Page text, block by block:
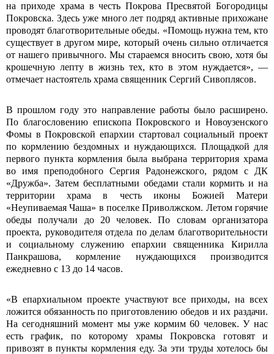
на приходе храма в честь Покрова Пресвятой Богородицы
Покровска. Здесь уже много лет подряд активные прихожане
проводят благотворительные обеды. «Помощь нужна тем, кто
существует в другом мире, который очень сильно отличается
от нашего привычного. Мы стараемся вносить свою, хотя бы
крошечную лепту в жизнь тех, кто в этом нуждается», —
отмечает настоятель храма священник Сергий Сивоплясов.
В прошлом году это направление работы было расширено.
По благословению епископа Покровского и Новоузенского
Фомы в Покровской епархии стартовал социальный проект
по кормлению бездомных и нуждающихся. Площадкой для
первого пункта кормления была выбрана территория храма
во имя преподобного Сергия Радонежского, рядом с ДК
«Дружба». Затем бесплатными обедами стали кормить и на
территории храма в честь иконы Божией Матери
«Неупиваемая Чаша» в поселке Приволжском. Летом горячие
обеды получали до 20 человек. По словам организатора
проекта, руководителя отдела по делам благотворительности
и социальному служению епархии священника Кирилла
Панкрашова, кормление нуждающихся производится
ежедневно с 13 до 14 часов.
«В епархиальном проекте участвуют все приходы, на всех
ложится обязанность по приготовлению обедов и их раздачи.
На сегодняшний момент мы уже кормим 60 человек. У нас
есть график, по которому храмы Покровска готовят и
привозят в пункты кормления еду. За эти труды хотелось бы